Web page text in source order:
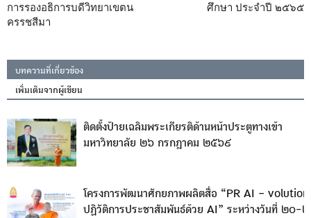
การรองอธิการบดีวิทยาเขตน
ครรชสีมา
ศึกษา ประจำปี ๒๕๖๕
บทความที่เกี่ยวข้อง
เพิ่มเติมจากผู้เขียน
ติดตั้งป้ายเฉลิมพระเกียรติด้านหน้าประตูทางเข้า
มหาวิทยาลัย ๒๖ กรกฎาคม ๒๕๖๙
โครงการพัฒนาศักยภาพผลิตสื่อ “PR AI – volution
ปฏิวัติการประชาสัมพันธ์ด้วย AI” ระหว่างวันที่ ๒๐-